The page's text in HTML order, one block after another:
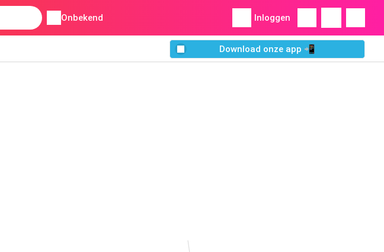
Onbekend Inloggen
Download onze app 📲